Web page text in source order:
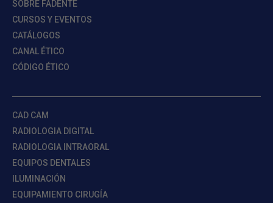
SOBRE FADENTE
CURSOS Y EVENTOS
CATÁLOGOS
CANAL ÉTICO
CÓDIGO ÉTICO
CAD CAM
RADIOLOGIA DIGITAL
RADIOLOGIA INTRAORAL
EQUIPOS DENTALES
ILUMINACIÓN
EQUIPAMIENTO CIRUGÍA